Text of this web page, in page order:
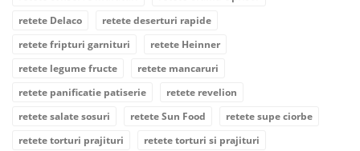
retete Delaco
retete deserturi rapide
retete fripturi garnituri
retete Heinner
retete legume fructe
retete mancaruri
retete panificatie patiserie
retete revelion
retete salate sosuri
retete Sun Food
retete supe ciorbe
retete torturi prajituri
retete torturi si prajituri